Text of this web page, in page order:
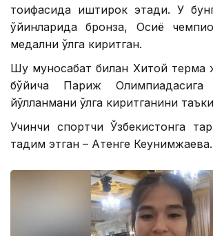
тоифасида иштирок этади. У
ўйинларида бронза, Осиё
медални қўлга киритган.
Шу муносабат билан Хитой терма
бўйича Париж
йўлланмани қўлга киритганини
Учинчи спортчи Ўзбекистонга
тақдим этган – Ақтенге Кеунимжаева.